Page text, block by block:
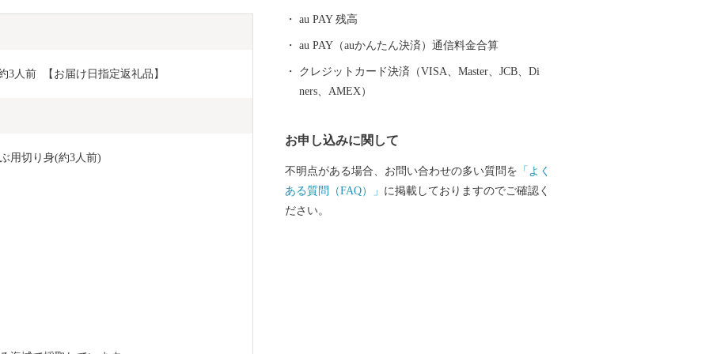
人前  【お届け日指定返礼品】
ぶ用切り身(約3人前)
ーフ。』ここ淡路島で生まれる子牛はとても評価が高
く、日本を代表する神戸ビーフや特産松阪牛の約6割は
『淡路ビーフ』と同じ、自然豊かな淡路島で育った子
す。
au PAY 残高
au PAY（auかんたん決済）通信料金合算
クレジットカード決済（VISA、Master、JCB、Di
ners、AMEX）
お申し込みに関して
不明点がある場合、お問い合わせの多い質問を 「よく
ある質問（FAQ）」 に掲載しておりますのでご確認く
ださい。